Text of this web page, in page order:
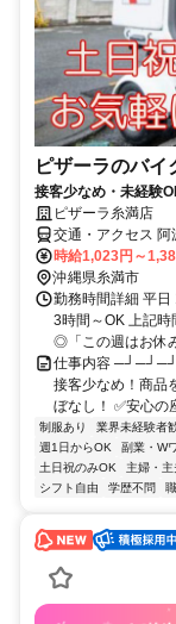
ピザーラのバイ
接客少なめ・未経験
ピザーラ糸満店
交通・アクセス
時給1,023円～
沖縄県糸満市
勤務時間詳細 平
3時間～OK 上記
◎「この週はお休
仕事内容
接客少なめ！商品
ぼなし！ ✅安心の
制服あり 業界未経験者
週1日からOK
副業・W
土日祝のみOK
主婦・主
シフト自由
学歴不問